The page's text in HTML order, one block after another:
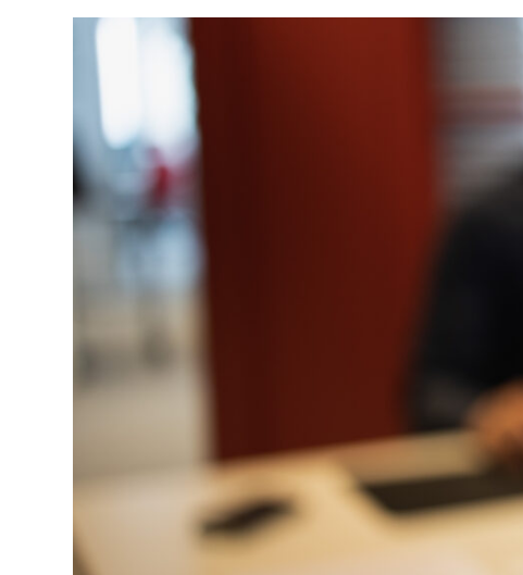
Esteettömyys
Käyttöliittymä